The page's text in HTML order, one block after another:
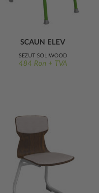
SCAUN ELEV
BOGDAN ERGO
ȘEZUT SOLIWOOD
484 Ron + TVA